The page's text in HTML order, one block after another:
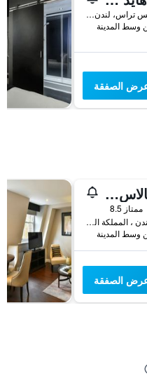
48-50 إينفيرنيس تراس، لندن ، المملكة المتحدة, لندن, المملكة المتحدة
الصفقة
ستراند بالاس هوتل
ممتاز 8.5
372 ستراند، لندن ، المملكة المتحدة, لندن, المملكة المتحدة
الصفقة